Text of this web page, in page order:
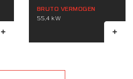
BRUTO VERMOGEN
55,4 kW